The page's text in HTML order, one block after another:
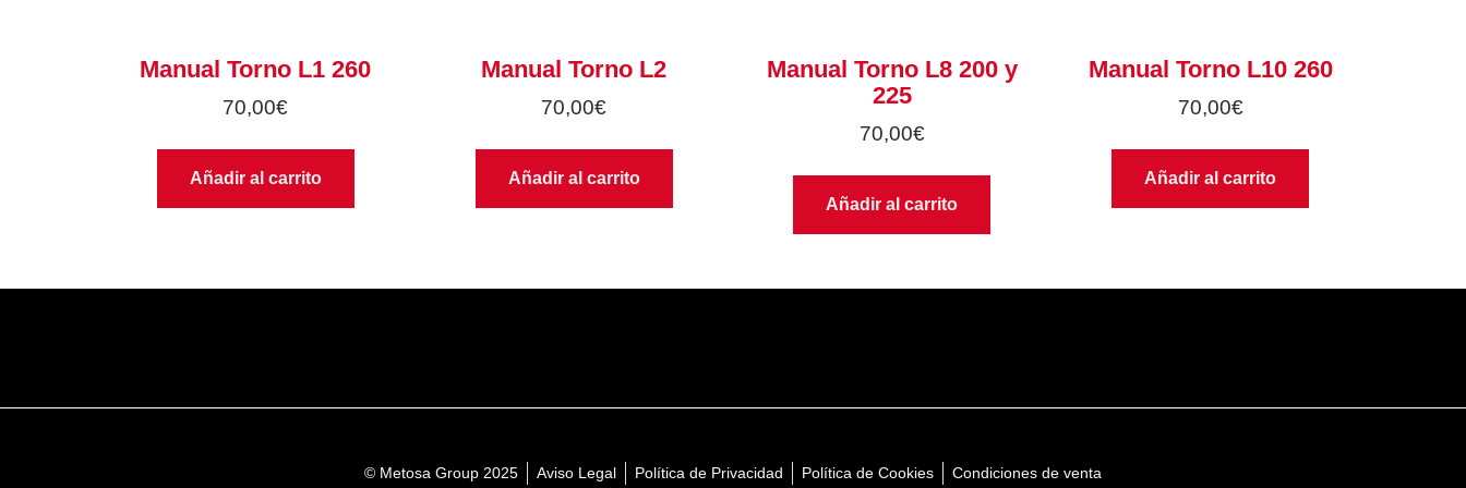
Manual Torno L1 260
70,00€
Añadir al carrito
Manual Torno L2
70,00€
Añadir al carrito
Manual Torno L8 200 y
225
70,00€
Añadir al carrito
Manual Torno L10 260
70,00€
Añadir al carrito
© Metosa Group 2025 Aviso Legal Política de Privacidad Política de Cookies Condiciones de venta